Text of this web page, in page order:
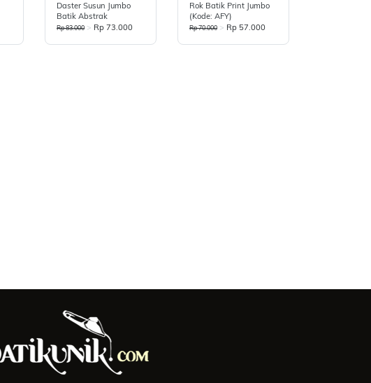
Daster Susun Jumbo
Batik Abstrak
Rp 83.000 > Rp 73.000
Rok Batik Print Jumbo
(Kode: AFY)
Rp 70.000 > Rp 57.000